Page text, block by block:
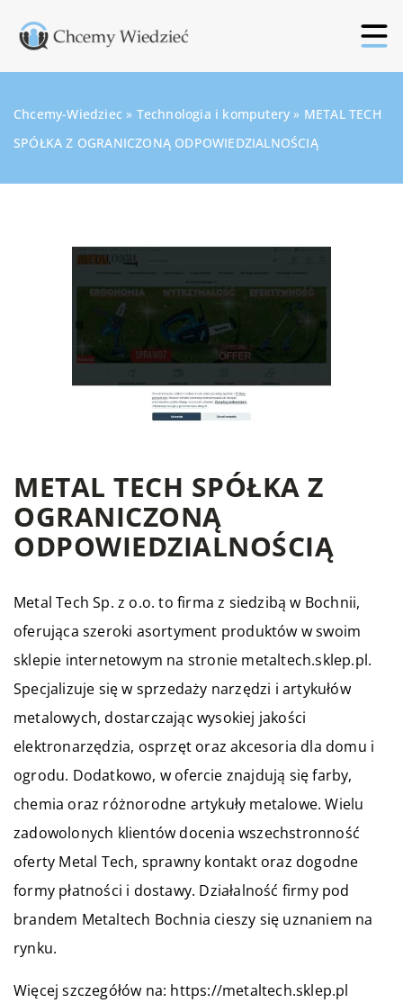
Chcemy-Wiedziec » Technologia i komputery » METAL TECH
SPÓŁKA Z OGRANICZONĄ ODPOWIEDZIALNOŚCIĄ
METAL TECH SPÓŁKA Z
OGRANICZONĄ
ODPOWIEDZIALNOŚCIĄ
Metal Tech Sp. z o.o. to firma z siedzibą w Bochnii,
oferująca szeroki asortyment produktów w swoim
sklepie internetowym na stronie metaltech.sklep.pl.
Specjalizuje się w sprzedaży narzędzi i artykułów
metalowych, dostarczając wysokiej jakości
elektronarzędzia, osprzęt oraz akcesoria dla domu i
ogrodu. Dodatkowo, w ofercie znajdują się farby,
chemia oraz różnorodne artykuły metalowe. Wielu
zadowolonych klientów docenia wszechstronność
oferty Metal Tech, sprawny kontakt oraz dogodne
formy płatności i dostawy. Działalność firmy pod
brandem Metaltech Bochnia cieszy się uznaniem na
rynku.
Więcej szczegółów na: https://metaltech.sklep.pl